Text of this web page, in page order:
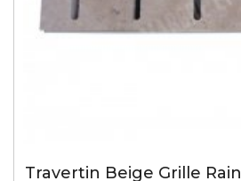
Travertin Beige Grille